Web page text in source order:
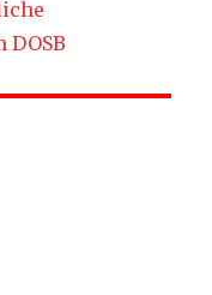
DOSB